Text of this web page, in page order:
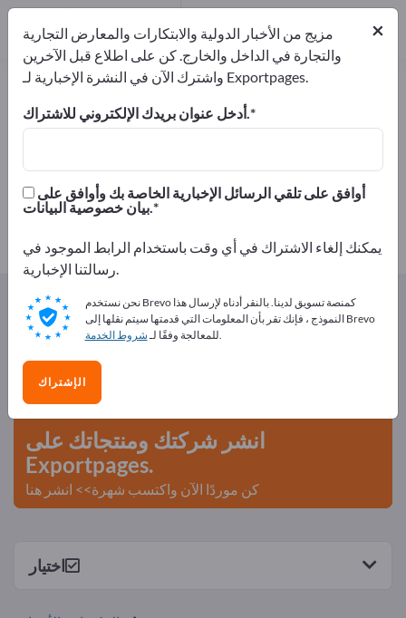
منتجات معدنية – اعثر على الشركات
المصنعة والموردين
موزعون
موزعون3
من مقدمي الخدمات1
Exportpages المكونات/الأجزاء منتجات معدنية
أعلن مجانًا على Exportpages!
الاحتياجات – العروض – السلع المستعملة – جهات الاتصال
التجارية >> ابدأ من هنا
انشر شركتك ومنتجاتك على
Exportpages.
كن موردًا الآن واكتسب شهرة>> انشر هنا
اختيار
×
مزيج من الأخبار الدولية والابتكارات والمعارض التجارية
والتجارة في الداخل والخارج. كن على اطلاع قبل الآخرين
واشترك الآن في النشرة الإخبارية لـ Exportpages.
أدخل عنوان بريدك الإلكتروني للاشتراك.
بيان خصوصية البيانات.
يمكنك إلغاء الاشتراك في أي وقت باستخدام الرابط الموجود في
رسالتنا الإخبارية.
نحن نستخدم Brevo كمنصة تسويق لدينا. بالنقر أدناه لإرسال هذا
النموذج ، فإنك تقر بأن المعلومات التي قدمتها سيتم نقلها إلى Brevo
للمعالجة وفقًا لـشروط الخدمة .
الإشتراك